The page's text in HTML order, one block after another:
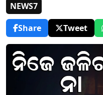
NEWS7
Share
Tweet